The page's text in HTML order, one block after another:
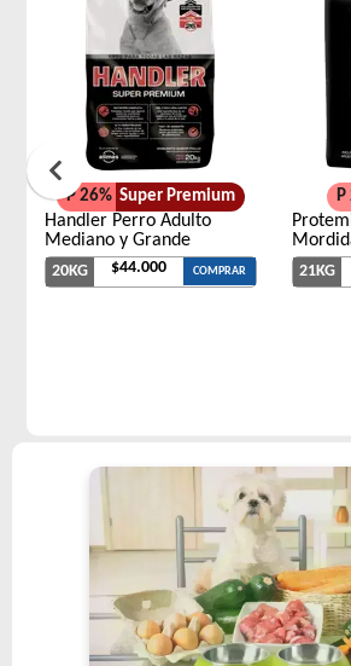
P 26% Super Premium
Handler Perro Adulto
Mediano y Grande
20KG $44.000 COMPRAR 21KG